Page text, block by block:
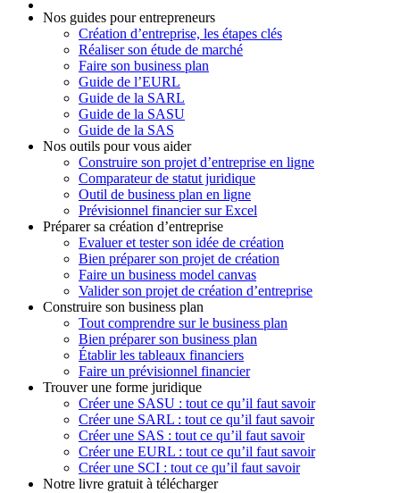
Nos guides pour entrepreneurs
Création d’entreprise, les étapes clés
Réaliser son étude de marché
Faire son business plan
Guide de l’EURL
Guide de la SARL
Guide de la SASU
Guide de la SAS
Nos outils pour vous aider
Construire son projet d’entreprise en ligne
Comparateur de statut juridique
Outil de business plan en ligne
Prévisionnel financier sur Excel
Préparer sa création d’entreprise
Evaluer et tester son idée de création
Bien préparer son projet de création
Faire un business model canvas
Valider son projet de création d’entreprise
Construire son business plan
Tout comprendre sur le business plan
Bien préparer son business plan
Établir les tableaux financiers
Faire un prévisionnel financier
Trouver une forme juridique
Créer une SASU : tout ce qu’il faut savoir
Créer une SARL : tout ce qu’il faut savoir
Créer une SAS : tout ce qu’il faut savoir
Créer une EURL : tout ce qu’il faut savoir
Créer une SCI : tout ce qu’il faut savoir
Notre livre gratuit à télécharger